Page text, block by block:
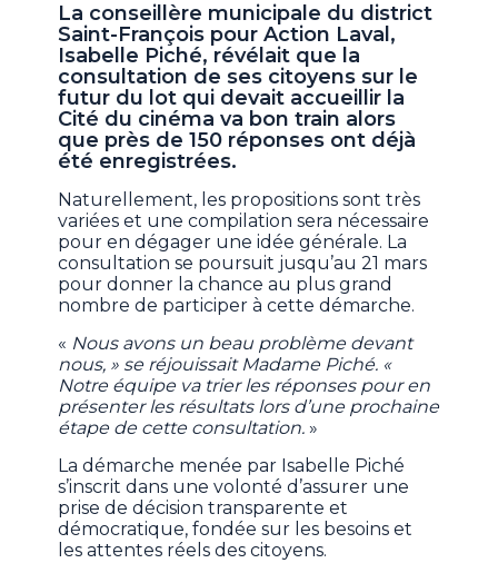
La conseillère municipale du district
Saint-François pour Action Laval,
Isabelle Piché, révélait que la
consultation de ses citoyens sur le
futur du lot qui devait accueillir la
Cité du cinéma va bon train alors
que près de 150 réponses ont déjà
été enregistrées.
Naturellement, les propositions sont très
variées et une compilation sera nécessaire
pour en dégager une idée générale. La
consultation se poursuit jusqu’au 21 mars
pour donner la chance au plus grand
nombre de participer à cette démarche.
« Nous avons un beau problème devant
nous, » se réjouissait Madame Piché. «
Notre équipe va trier les réponses pour en
présenter les résultats lors d’une prochaine
étape de cette consultation.»
La démarche menée par Isabelle Piché
s’inscrit dans une volonté d’assurer une
prise de décision transparente et
démocratique, fondée sur les besoins et
les attentes réels des citoyens.